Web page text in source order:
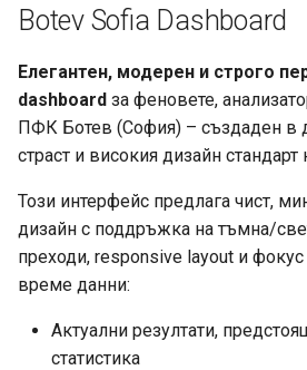
t
o
t
a
r
Botev Sofia Dashboard
Елегантен, модерен и строго
dashboard за феновете,
ПФК Ботев (София) – създаден в
страст и високия дизайн стандарт
Този интерфейс предлага чист,
дизайн с поддръжка на тъмна/
преходи, responsive layout и
време данни:
Актуални резултати,
статистика